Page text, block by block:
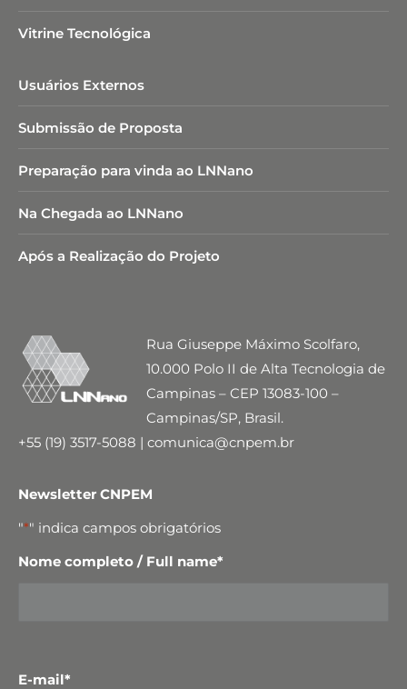
Vitrine Tecnológica
Usuários Externos
Submissão de Proposta
Preparação para vinda ao LNNano
Na Chegada ao LNNano
Após a Realização do Projeto
Rua Giuseppe Máximo Scolfaro,
10.000 Polo II de Alta Tecnologia de
Campinas – CEP 13083-100 –
Campinas/SP, Brasil.
+55 (19) 3517-5088 | comunica@cnpem.br
Newsletter CNPEM
"*" indica campos obrigatórios
Nome completo / Full name*
E-mail*